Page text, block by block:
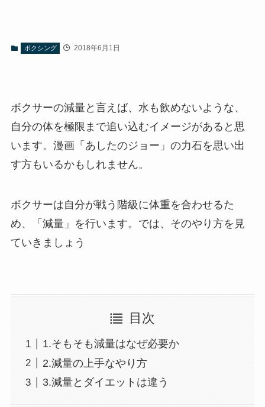
ボクシング 2018年6月1日
ボクサーの減量と言えば、水も飲めないような、
自分の体を極限まで追い込むイメージがあると思
います。漫画「あしたのジョー」の力石を思い出
す方もいるかもしれません。
ボクサーは自分が戦う階級に体重を合わせるた
め、「減量」を行います。では、そのやり方を見
ていきましょう
目次
1.そもそも減量はなぜ必要か
2.減量の上手なやり方
3.減量とダイエットは違う